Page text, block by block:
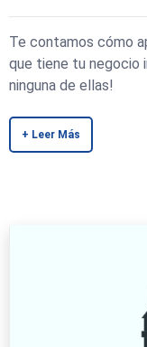
Te contamos cómo
que tiene tu negocio
ninguna de ellas!
+ Leer Más